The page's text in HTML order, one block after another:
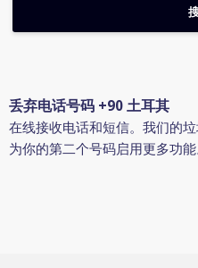
丢弃电话号码 +90 土耳其
在线接收电话和短信。我们的
为你的第二个号码启用更多功能